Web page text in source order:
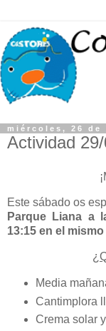
miércoles, 26 de
Actividad
Este sábado os
Parque Liana a
13:15 en el
Media
Cantimplora
Crema solar